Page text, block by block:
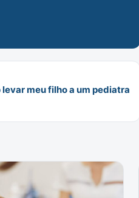
meu filho a um pediatra